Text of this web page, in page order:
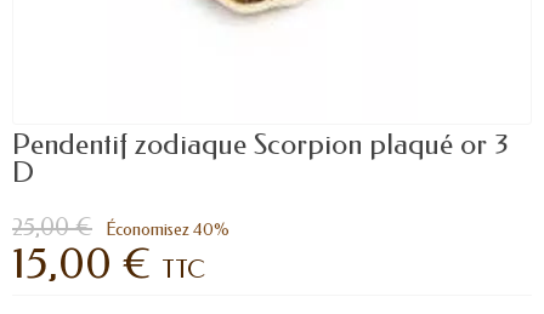
Pendentif zodiaque Scorpion plaqué or 3
D
25,00 € Économisez 40%
15,00 € TTC